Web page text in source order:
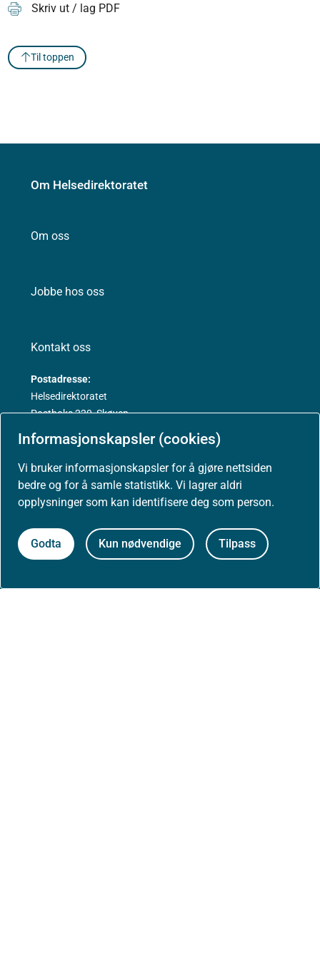
Informasjonskapsler (cookies)
Vi bruker informasjonskapsler for å gjøre nettsiden
bedre og for å samle statistikk. Vi lagrer aldri
opplysninger som kan identifisere deg som person.
Godta Kun nødvendige Tilpass
Skriv ut / lag PDF
Til toppen
Om Helsedirektoratet
Om oss
Jobbe hos oss
Kontakt oss
Postadresse:
Helsedirektoratet
Postboks 220, Skøyen
0213 Oslo
Aktuelt